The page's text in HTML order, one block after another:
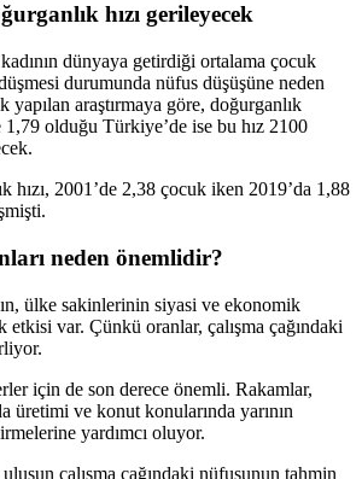
hızı gerileyecek
kadının dünyaya getirdiği ortalama çocuk
düşmesi durumunda nüfus düşüşüne neden
yapılan araştırmaya göre, doğurganlık
1,79 olduğu Türkiye’de ise bu hız 2100
hızı, 2001’de 2,38 çocuk iken 2019’da 1,88
neden önemlidir?
ülke sakinlerinin siyasi ve ekonomik
etkisi var. Çünkü oranlar, çalışma çağındaki
için de son derece önemli. Rakamlar,
üretimi ve konut konularında yarının
yardımcı oluyor.
çalışma çağındaki nüfusunun tahmin